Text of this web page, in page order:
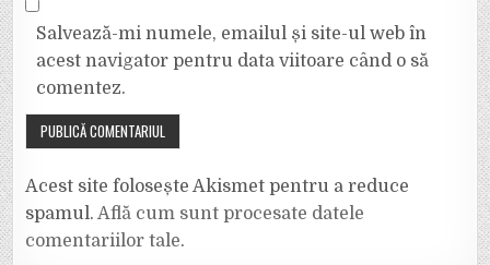
Salvează-mi numele, emailul și site-ul web în
acest navigator pentru data viitoare când o să
comentez.
Acest site folosește Akismet pentru a reduce
spamul. Află cum sunt procesate datele
comentariilor tale.